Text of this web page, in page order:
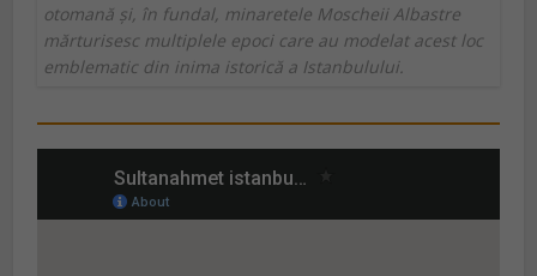
otomană și, în fundal, minaretele Moscheii Albastre
mărturisesc multiplele epoci care au modelat acest loc
emblematic din inima istorică a Istanbulului.